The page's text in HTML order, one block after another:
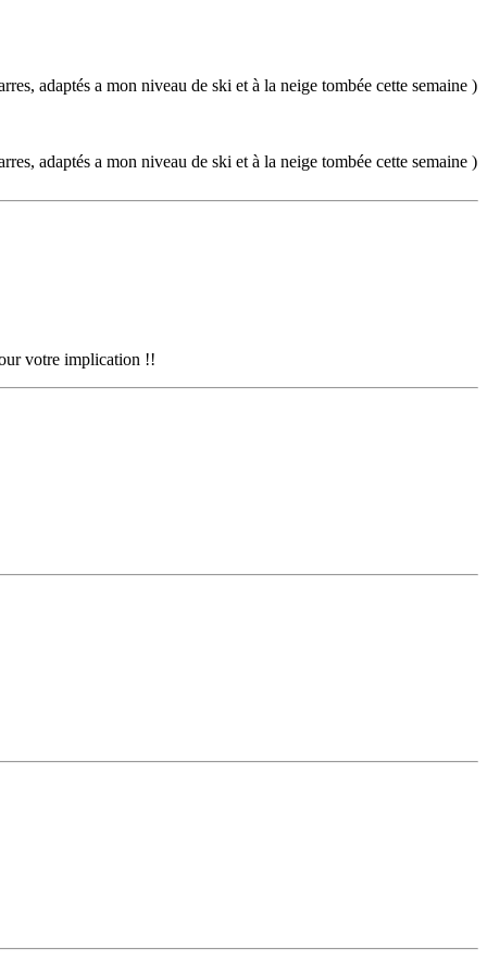
adaptés a mon niveau de ski et à la neige tombée cette semaine )
adaptés a mon niveau de ski et à la neige tombée cette semaine )
votre implication !!